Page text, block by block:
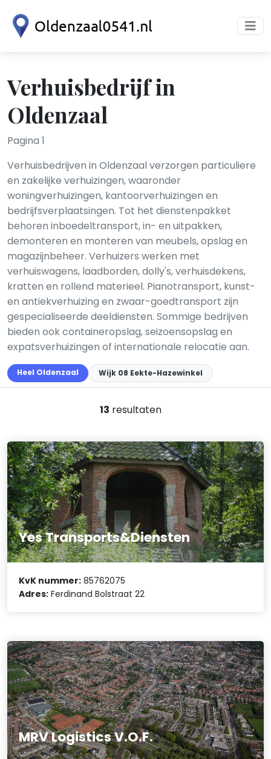
Verhuisbedrijf in
Oldenzaal
Pagina 1
Verhuisbedrijven in Oldenzaal verzorgen particuliere
en zakelijke verhuizingen, waaronder
woningverhuizingen, kantoorverhuizingen en
bedrijfsverplaatsingen. Tot het dienstenpakket
behoren inboedeltransport, in- en uitpakken,
demonteren en monteren van meubels, opslag en
magazijnbeheer. Verhuizers werken met
verhuiswagens, laadborden, dolly's, verhuisdekens,
kratten en rollend materieel. Pianotransport, kunst-
en antiekverhuizing en zwaar-goedtransport zijn
gespecialiseerde deeldiensten. Sommige bedrijven
bieden ook containeropslag, seizoensopslag en
expatsverhuizingen of internationale relocatie aan.
Heel Oldenzaal Wijk 08 Eekte-Hazewinkel
13 resultaten
Yes Transports&Diensten
KvK nummer: 85762075
Adres: Ferdinand Bolstraat 22
MRV Logistics V.O.F.